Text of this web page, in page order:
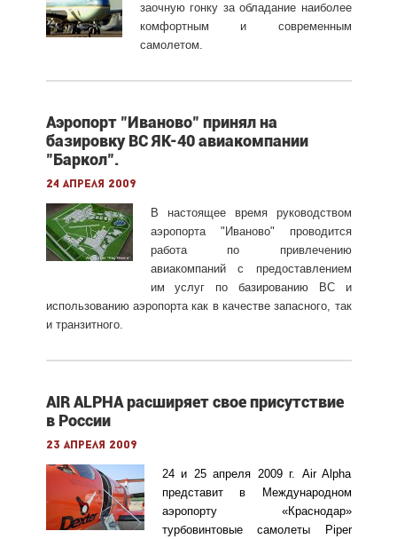
заочную гонку за обладание наиболее
комфортным и современным
самолетом.
Аэропорт "Иваново" принял на
базировку ВС ЯК-40 авиакомпании
"Баркол".
24 апреля 2009
В настоящее время руководством
аэропорта "Иваново" проводится
работа по привлечению
авиакомпаний с предоставлением
им услуг по базированию ВС и
использованию аэропорта как в качестве запасного, так
и транзитного.
AIR ALPHA расширяет свое присутствие
в России
23 апреля 2009
24 и 25 апреля 2009 г. Air Alpha
представит в Международном
аэропорту «Краснодар»
турбовинтовые самолеты Piper